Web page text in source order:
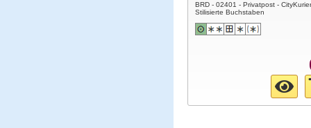
BRD - 02401 - Privatpost -
Stilisierte Buchstaben